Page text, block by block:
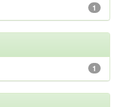
1
1